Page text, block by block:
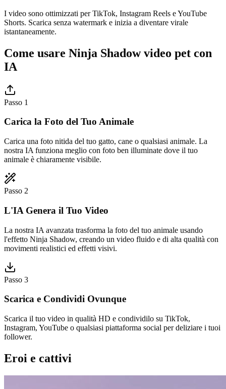
I video sono ottimizzati per TikTok, Instagram Reels e YouTube
Shorts. Scarica senza watermark e inizia a diventare virale
istantaneamente.
Come usare Ninja Shadow video pet con
IA
Passo 1
Carica la Foto del Tuo Animale
Carica una foto nitida del tuo gatto, cane o qualsiasi animale. La
nostra IA funziona meglio con foto ben illuminate dove il tuo
animale è chiaramente visibile.
Passo 2
L'IA Genera il Tuo Video
La nostra IA avanzata trasforma la foto del tuo animale usando
l'effetto Ninja Shadow, creando un video fluido e di alta qualità con
movimenti realistici ed effetti visivi.
Passo 3
Scarica e Condividi Ovunque
Scarica il tuo video in qualità HD e condividilo su TikTok,
Instagram, YouTube o qualsiasi piattaforma social per deliziare i tuoi
follower.
Eroi e cattivi